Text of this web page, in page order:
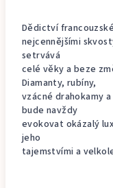
Dědictví
nejcennějšími
setrvává
celé věky a beze
Diamanty, rubíny,
vzácné drahokamy
bude navždy
evokovat okázalý
jeho
tajemstvími a